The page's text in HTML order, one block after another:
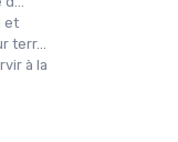
et
terr...
à la